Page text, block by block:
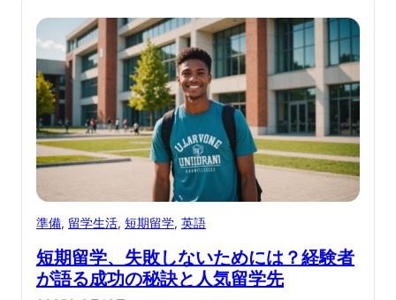
準備, 留学生活, 短期留学, 英語
短期留学、失敗しないためには？経験者
が語る成功の秘訣と人気留学先